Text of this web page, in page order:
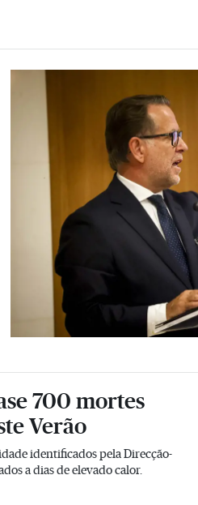
700 mortes
Verão
identificados pela Direcção-
a dias de elevado calor.